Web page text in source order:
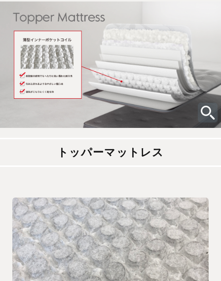
トッパーマットレス